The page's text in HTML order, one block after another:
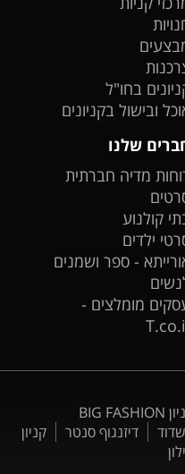
בחו"ל
ובישול בקניונים
שלנו
מדיה חברתית
קולנוע
ילדים
- ספר ושמנים
מומלצים -
קניון BIG FASHION
דיזנגוף סנטר
קניון